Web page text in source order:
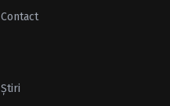
Contact
Ştiri